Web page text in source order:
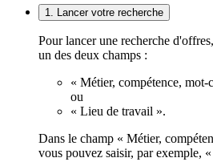
1. Lancer votre recherche
Pour lancer une recherche
un des deux champs :
« Métier, compétence, mot-
ou
« Lieu de travail ».
Dans le champ « Métier,
vous pouvez saisir, par exemple,